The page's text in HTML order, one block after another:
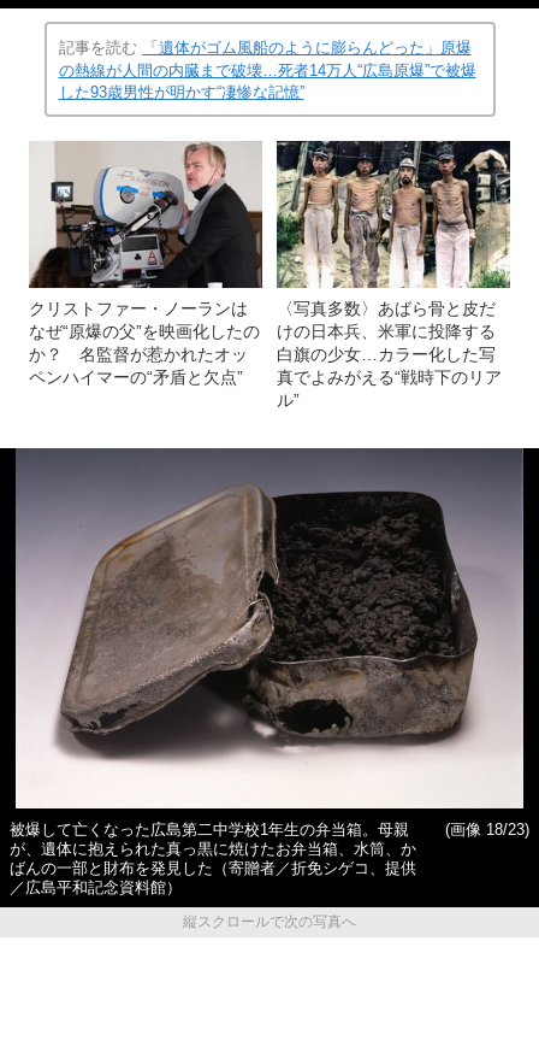
記事を読む
「遺体がゴム風船のように膨らんどった」原爆
の熱線が人間の内臓まで破壊…死者14万人“広島原爆”で被爆
した93歳男性が明かす“凄惨な記憶”
クリストファー・ノーランは
なぜ“原爆の父”を映画化したの
か？ 名監督が惹かれたオッ
ペンハイマーの“矛盾と欠点”
〈写真多数〉あばら骨と皮だ
けの日本兵、米軍に投降する
白旗の少女…カラー化した写
真でよみがえる“戦時下のリア
ル”
被爆して亡くなった広島第二中学校1年生の弁当箱。母親
が、遺体に抱えられた真っ黒に焼けたお弁当箱、水筒、か
ばんの一部と財布を発見した（寄贈者／折免シゲコ、提供
／広島平和記念資料館）
(画像 18/23)
縦スクロールで次の写真へ